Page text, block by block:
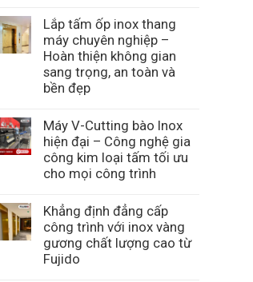
Lắp tấm ốp inox thang
máy chuyên nghiệp –
Hoàn thiện không gian
sang trọng, an toàn và
bền đẹp
Máy V-Cutting bào Inox
hiện đại – Công nghệ gia
công kim loại tấm tối ưu
cho mọi công trình
Khẳng định đẳng cấp
công trình với inox vàng
gương chất lượng cao từ
Fujido